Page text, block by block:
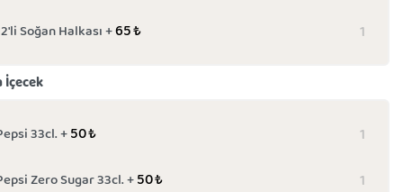
Soğan Halkası +65₺
İçecek
33cl. +50₺
Zero Sugar 33cl. +50₺